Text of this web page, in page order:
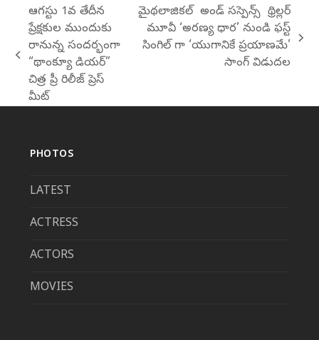
previous
post:
ఆగస్టు 1వ తేదీన
ప్రేక్షకుల ముందుకు
రానున్న సందర్భంగా
“థాంక్యూ డియర్”
చిత్ర ప్రీ రిలీజ్ ప్రెస్
మీట్
next
మైథలాజికల్ అండ్ సస్పెన్స్ థ్రిల్లర్
మూవీ ‘అరణ్య ధార’ నుండి ఫస్ట్
సింగిల్ గా ‘యుగానికే ప్రయాణమే’
సాంగ్ విడుదల
PHOTOS
LATEST
ACTRESS
ACTORS
MOVIES